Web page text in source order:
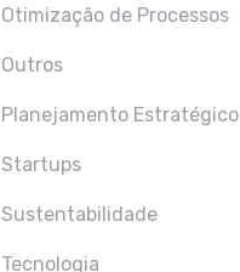
Otimização de Processos
Outros
Planejamento Estratégico
Startups
Sustentabilidade
Tecnologia